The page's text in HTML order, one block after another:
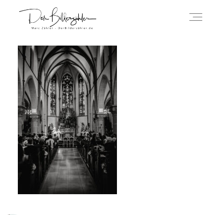
ÜBER MICH
HOCHZEITSREPORTAGEN
IMPRESSUM
DATENSCHUTZERKLÄRUNG